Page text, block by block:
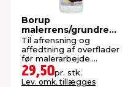
Borup
malerrens/grundrens
1 liter
Til afrensning og
affedtning af overflader
før malerarbejde.
Koncentreret.
29,50pr. stk.
Lev. omk. tillægges